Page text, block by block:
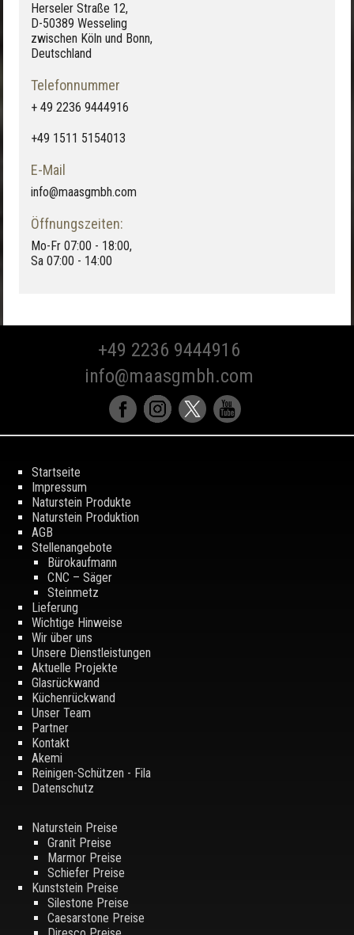
Herseler Straße 12,
D-50389 Wesseling
zwischen Köln und Bonn,
Deutschland
Telefonnummer
+ 49 2236 9444916
+49 1511 5154013
E-Mail
info@maasgmbh.com
Öffnungszeiten:
Mo-Fr 07:00 - 18:00,
Sa 07:00 - 14:00
+49 2236 9444916
info@maasgmbh.com
Startseite
Impressum
Naturstein Produkte
Naturstein Produktion
AGB
Stellenangebote
Bürokaufmann
CNC – Säger
Steinmetz
Lieferung
Wichtige Hinweise
Wir über uns
Unsere Dienstleistungen
Aktuelle Projekte
Glasrückwand
Küchenrückwand
Unser Team
Partner
Kontakt
Akemi
Reinigen-Schützen - Fila
Datenschutz
Naturstein Preise
Granit Preise
Marmor Preise
Schiefer Preise
Kunststein Preise
Silestone Preise
Caesarstone Preise